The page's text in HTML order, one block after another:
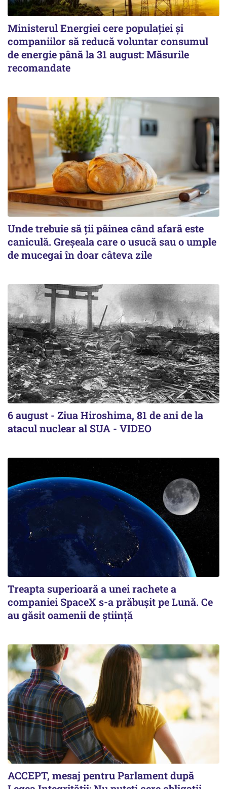
Ministerul Energiei cere populației și
companiilor să reducă voluntar consumul
de energie până la 31 august: Măsurile
recomandate
Unde trebuie să ții pâinea când afară este
caniculă. Greșeala care o usucă sau o umple
de mucegai în doar câteva zile
6 august - Ziua Hiroshima, 81 de ani de la
atacul nuclear al SUA - VIDEO
Treapta superioară a unei rachete a
companiei SpaceX s-a prăbușit pe Lună. Ce
au găsit oamenii de știință
ACCEPT, mesaj pentru Parlament după